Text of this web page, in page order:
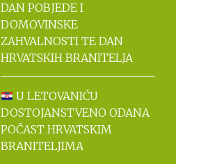
DAN POBJEDE I
DOMOVINSKE
ZAHVALNOSTI TE DAN
HRVATSKIH BRANITELJA
U LETOVANIĆU
DOSTOJANSTVENO ODANA
POČAST HRVATSKIM
BRANITELJIMA